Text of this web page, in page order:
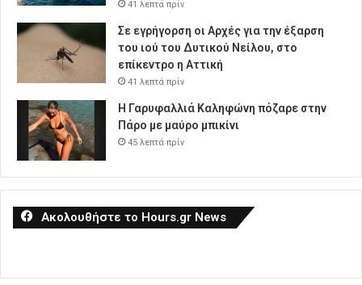
41 λεπτά πρίν
Σε εγρήγορση οι Αρχές για την έξαρση
του ιού του Δυτικού Νείλου, στο
επίκεντρο η Αττική
41 λεπτά πρίν
Η Γαρυφαλλιά Καληφώνη πόζαρε στην
Πάρο με μαύρο μπικίνι
45 λεπτά πρίν
Ακολουθήστε το Hours.gr News